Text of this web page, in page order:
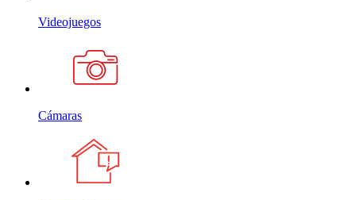
Videojuegos
Cámaras